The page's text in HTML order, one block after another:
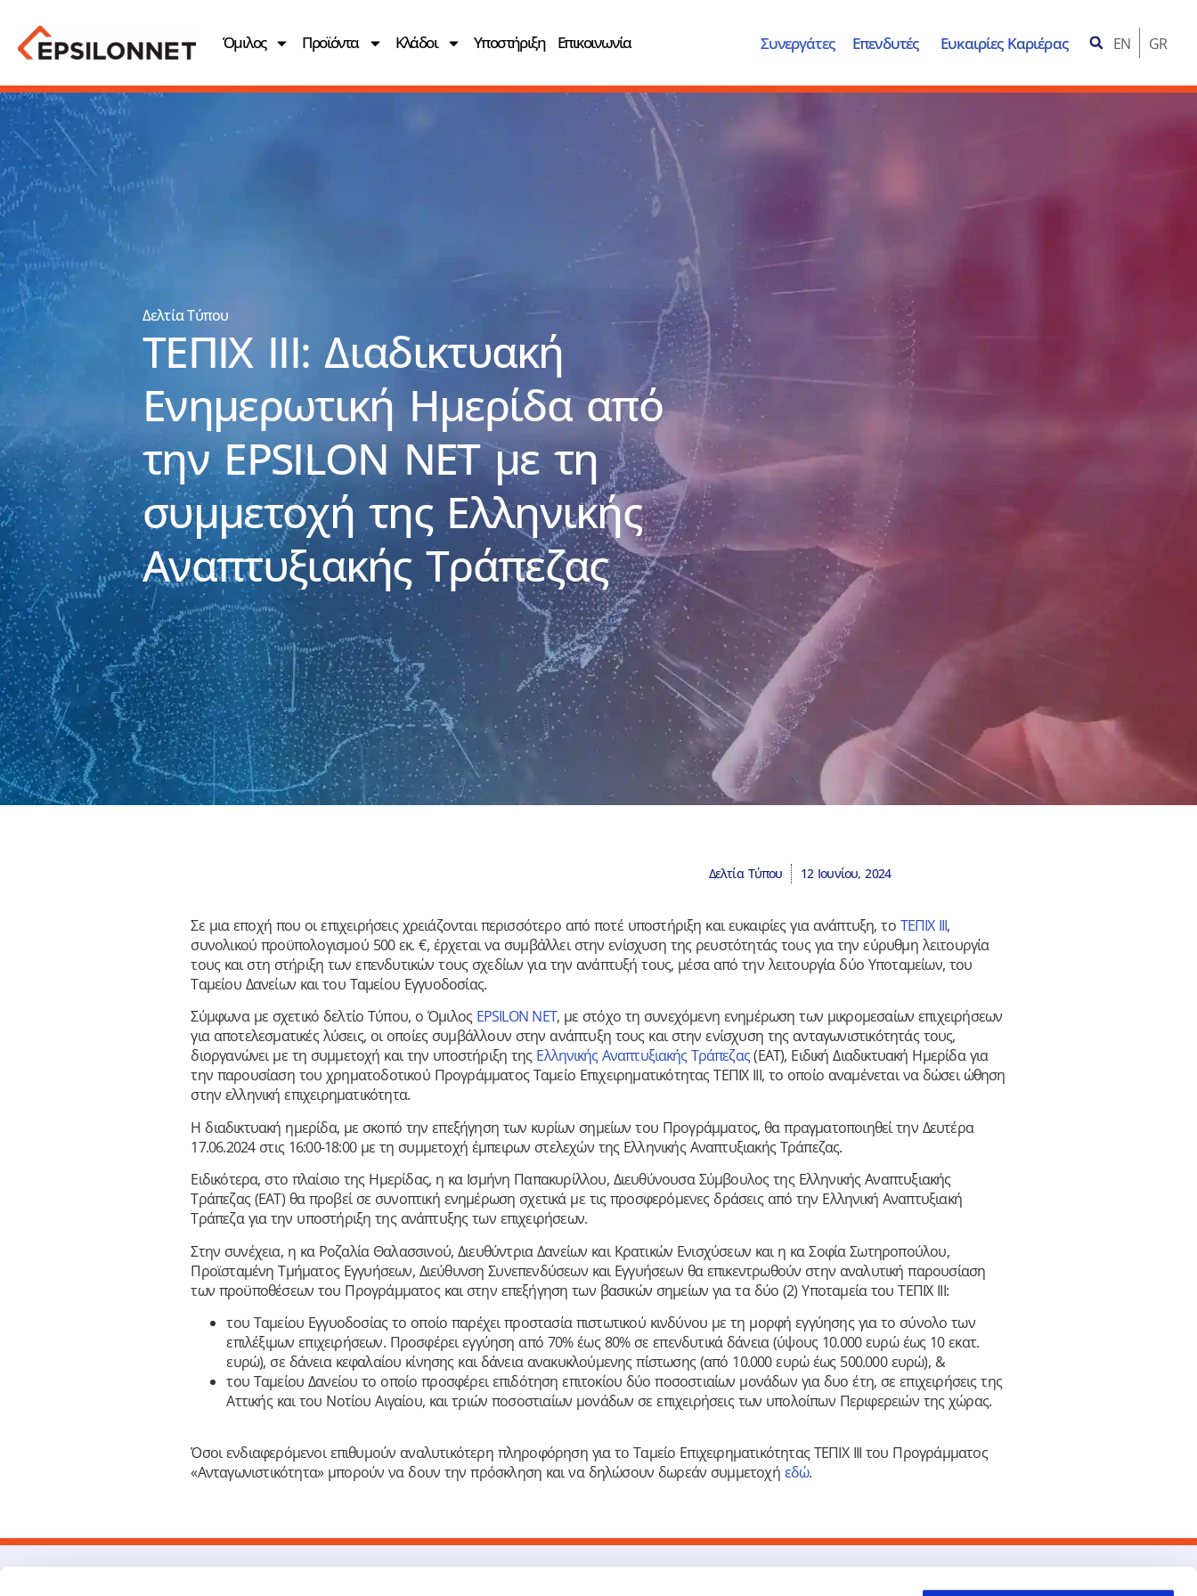
Όμιλος Προϊόντα Κλάδοι Υποστήριξη Επικοινωνία Συνεργάτες Επενδυτές Ευκαιρίες Καριέρας EN GR
Δελτία Τύπου
ΤΕΠΙΧ ΙΙΙ: Διαδικτυακή
Ενημερωτική Ημερίδα από
την EPSILON NET με τη
συμμετοχή της Ελληνικής
Αναπτυξιακής Τράπεζας
Δελτία Τύπου 12 Ιουνίου, 2024
Σε μια εποχή που οι επιχειρήσεις χρειάζονται περισσότερο από ποτέ υποστήριξη και ευκαιρίες για ανάπτυξη, το ΤΕΠΙΧ ΙΙΙ,
συνολικού προϋπολογισμού 500 εκ. €, έρχεται να συμβάλλει στην ενίσχυση της ρευστότητάς τους για την εύρυθμη λειτουργία
τους και στη στήριξη των επενδυτικών τους σχεδίων για την ανάπτυξή τους, μέσα από την λειτουργία δύο Υποταμείων, του
Ταμείου Δανείων και του Ταμείου Εγγυοδοσίας.
Σύμφωνα με σχετικό δελτίο Τύπου, ο Όμιλος EPSILON NET, με στόχο τη συνεχόμενη ενημέρωση των μικρομεσαίων επιχειρήσεων
για αποτελεσματικές λύσεις, οι οποίες συμβάλλουν στην ανάπτυξη τους και στην ενίσχυση της ανταγωνιστικότητάς τους,
διοργανώνει με τη συμμετοχή και την υποστήριξη της Ελληνικής Αναπτυξιακής Τράπεζας(ΕΑΤ), Ειδική Διαδικτυακή Ημερίδα για
την παρουσίαση του χρηματοδοτικού Προγράμματος Ταμείο Επιχειρηματικότητας ΤΕΠΙΧ ΙΙΙ, το οποίο αναμένεται να δώσει ώθηση
στην ελληνική επιχειρηματικότητα.
Η διαδικτυακή ημερίδα, με σκοπό την επεξήγηση των κυρίων σημείων του Προγράμματος, θα πραγματοποιηθεί την Δευτέρα
17.06.2024 στις 16:00-18:00 με τη συμμετοχή έμπειρων στελεχών της Ελληνικής Αναπτυξιακής Τράπεζας.
Ειδικότερα, στο πλαίσιο της Ημερίδας, η κα Ισμήνη Παπακυρίλλου, Διευθύνουσα Σύμβουλος της Ελληνικής Αναπτυξιακής
Τράπεζας (ΕΑΤ) θα προβεί σε συνοπτική ενημέρωση σχετικά με τις προσφερόμενες δράσεις από την Ελληνική Αναπτυξιακή
Τράπεζα για την υποστήριξη της ανάπτυξης των επιχειρήσεων.
Στην συνέχεια, η κα Ροζαλία Θαλασσινού, Διευθύντρια Δανείων και Κρατικών Ενισχύσεων και η κα Σοφία Σωτηροπούλου,
Προϊσταμένη Τμήματος Εγγυήσεων, Διεύθυνση Συνεπενδύσεων και Εγγυήσεων θα επικεντρωθούν στην αναλυτική παρουσίαση
των προϋποθέσεων του Προγράμματος και στην επεξήγηση των βασικών σημείων για τα δύο (2) Υποταμεία του ΤΕΠΙΧ ΙΙΙ:
του Ταμείου Εγγυοδοσίας το οποίο παρέχει προστασία πιστωτικού κινδύνου με τη μορφή εγγύησης για το σύνολο των
επιλέξιμων επιχειρήσεων. Προσφέρει εγγύηση από 70% έως 80% σε επενδυτικά δάνεια (ύψους 10.000 ευρώ έως 10 εκατ.
ευρώ), σε δάνεια κεφαλαίου κίνησης και δάνεια ανακυκλούμενης πίστωσης (από 10.000 ευρώ έως 500.000 ευρώ), &
του Ταμείου Δανείου το οποίο προσφέρει επιδότηση επιτοκίου δύο ποσοστιαίων μονάδων για δυο έτη, σε επιχειρήσεις της
Αττικής και του Νοτίου Αιγαίου, και τριών ποσοστιαίων μονάδων σε επιχειρήσεις των υπολοίπων Περιφερειών της χώρας.
Όσοι ενδιαφερόμενοι επιθυμούν αναλυτικότερη πληροφόρηση για το Ταμείο Επιχειρηματικότητας ΤΕΠΙΧ ΙΙΙ του Προγράμματος
«Ανταγωνιστικότητα» μπορούν να δουν την πρόσκληση και να δηλώσουν δωρεάν συμμετοχή εδώ.